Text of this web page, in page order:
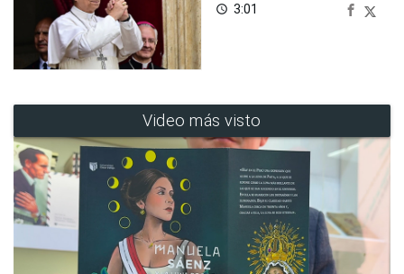
access_time 3:01
Video más visto